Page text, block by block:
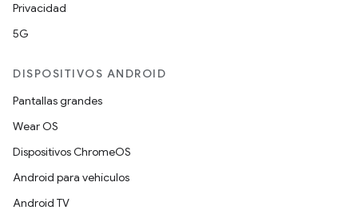
Privacidad
5G
DISPOSITIVOS ANDROID
Pantallas grandes
Wear OS
Dispositivos ChromeOS
Android para vehículos
Android TV